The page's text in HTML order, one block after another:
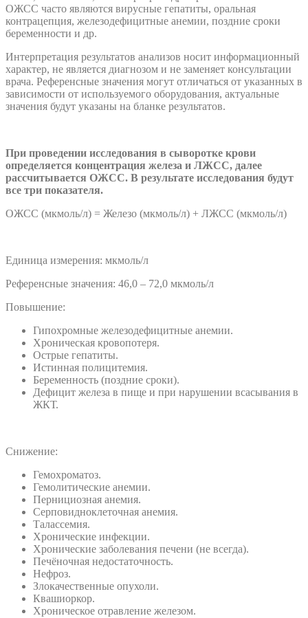
ОЖСС часто являются вирусные гепатиты, оральная
контрацепция, железодефицитные анемии, поздние сроки
беременности и др.
Интерпретация результатов анализов носит информационный
характер, не является диагнозом и не заменяет консультации
врача. Референсные значения могут отличаться от указанных в
зависимости от используемого оборудования, актуальные
значения будут указаны на бланке результатов.
При проведении исследования в сыворотке крови
определяется концентрация железа и ЛЖСС, далее
рассчитывается ОЖСС. В результате исследования будут
все три показателя.
ОЖСС (мкмоль/л) = Железо (мкмоль/л) + ЛЖСС (мкмоль/л)
Единица измерения: мкмоль/л
Референсные значения: 46,0 – 72,0 мкмоль/л
Повышение:
Гипохромные железодефицитные анемии.
Хроническая кровопотеря.
Острые гепатиты.
Истинная полицитемия.
Беременность (поздние сроки).
Дефицит железа в пище и при нарушении всасывания в
ЖКТ.
Снижение:
Гемохроматоз.
Гемолитические анемии.
Пернициозная анемия.
Серповидноклеточная анемия.
Талассемия.
Хронические инфекции.
Хронические заболевания печени (не всегда).
Печёночная недостаточность.
Нефроз.
Злокачественные опухоли.
Квашиоркор.
Хроническое отравление железом.